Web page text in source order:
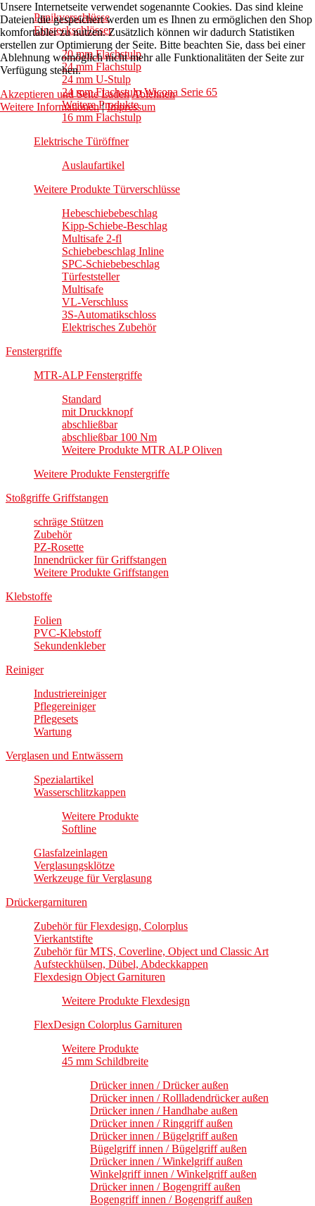
Panikverschlüsse
Einsteckschlösser
20 mm Flachstulp
24 mm Flachstulp
24 mm U-Stulp
24 mm Flachstulp Wicona Serie 65
Weitere Produkte
16 mm Flachstulp
Elektrische Türöffner
Auslaufartikel
Weitere Produkte Türverschlüsse
Hebeschiebebeschlag
Kipp-Schiebe-Beschlag
Multisafe 2-fl
Schiebebeschlag Inline
SPC-Schiebebeschlag
Türfeststeller
Multisafe
VL-Verschluss
3S-Automatikschloss
Elektrisches Zubehör
Fenstergriffe
MTR-ALP Fenstergriffe
Standard
mit Druckknopf
abschließbar
abschließbar 100 Nm
Weitere Produkte MTR ALP Oliven
Weitere Produkte Fenstergriffe
Stoßgriffe Griffstangen
schräge Stützen
Zubehör
PZ-Rosette
Innendrücker für Griffstangen
Weitere Produkte Griffstangen
Klebstoffe
Folien
PVC-Klebstoff
Sekundenkleber
Reiniger
Industriereiniger
Pflegereiniger
Pflegesets
Wartung
Verglasen und Entwässern
Spezialartikel
Wasserschlitzkappen
Weitere Produkte
Softline
Glasfalzeinlagen
Verglasungsklötze
Werkzeuge für Verglasung
Drückergarnituren
Zubehör für Flexdesign, Colorplus
Vierkantstifte
Zubehör für MTS, Coverline, Object und Classic Art
Aufsteckhülsen, Dübel, Abdeckkappen
Flexdesign Object Garnituren
Weitere Produkte Flexdesign
FlexDesign Colorplus Garnituren
Weitere Produkte
45 mm Schildbreite
Drücker innen / Drücker außen
Drücker innen / Rollladendrücker außen
Drücker innen / Handhabe außen
Drücker innen / Ringgriff außen
Drücker innen / Bügelgriff außen
Bügelgriff innen / Bügelgriff außen
Drücker innen / Winkelgriff außen
Winkelgriff innen / Winkelgriff außen
Drücker innen / Bogengriff außen
Bogengriff innen / Bogengriff außen
Unsere Internetseite verwendet sogenannte Cookies. Das sind kleine
Dateien die gespeichert werden um es Ihnen zu ermöglichen den Shop
komfortabler zu nutzen. Zusätzlich können wir dadurch Statistiken
erstellen zur Optimierung der Seite. Bitte beachten Sie, dass bei einer
Ablehnung womöglich nicht mehr alle Funktionalitäten der Seite zur
Verfügung stehen.
Akzeptieren und Seite LadenAblehnen
Weitere Informationen|Impressum